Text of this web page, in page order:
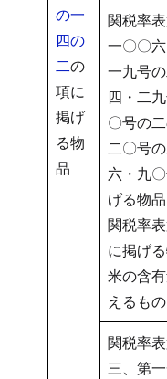
の一
四の
二の
項に
掲げ
る物
品
関税率
一〇〇
一九号
四・二
〇号の
二〇号
六・九
げる物品
関税率
に掲げ
米の含
えるもの
関税率
三、第